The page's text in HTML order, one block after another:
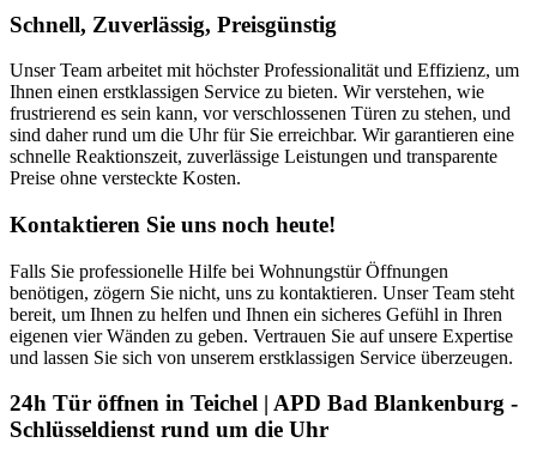
Schnell, Zuverlässig, Preisgünstig
Unser Team arbeitet mit höchster Professionalität und Effizienz, um
Ihnen einen erstklassigen Service zu bieten. Wir verstehen, wie
frustrierend es sein kann, vor verschlossenen Türen zu stehen, und
sind daher rund um die Uhr für Sie erreichbar. Wir garantieren eine
schnelle Reaktionszeit, zuverlässige Leistungen und transparente
Preise ohne versteckte Kosten.
Kontaktieren Sie uns noch heute!
Falls Sie professionelle Hilfe bei Wohnungstür Öffnungen
benötigen, zögern Sie nicht, uns zu kontaktieren. Unser Team steht
bereit, um Ihnen zu helfen und Ihnen ein sicheres Gefühl in Ihren
eigenen vier Wänden zu geben. Vertrauen Sie auf unsere Expertise
und lassen Sie sich von unserem erstklassigen Service überzeugen.
24h Tür öffnen in Teichel | APD Bad Blankenburg -
Schlüsseldienst rund um die Uhr